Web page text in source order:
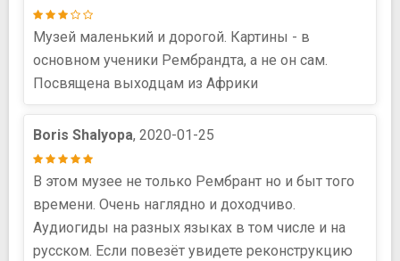
Музей маленький и дорогой. Картины - в
основном ученики Рембрандта, а не он сам.
Посвящена выходцам из Африки
Boris Shalyopa, 2020-01-25
В этом музее не только Рембрант но и быт того
времени. Очень наглядно и доходчиво.
Аудиогиды на разных языках в том числе и на
русском. Если повезёт увидете реконструкцию